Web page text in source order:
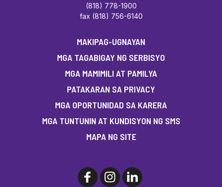
(818) 778-1900
fax (818) 756-6140
MAKIPAG-UGNAYAN
MGA TAGABIGAY NG SERBISYO
MGA MAMIMILI AT PAMILYA
PATAKARAN SA PRIVACY
MGA OPORTUNIDAD SA KARERA
MGA TUNTUNIN AT KUNDISYON NG SMS
MAPA NG SITE